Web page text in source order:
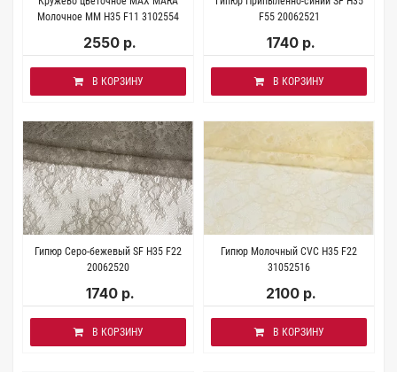
Молочное MM H35 F11 3102554
2550 р.
В КОРЗИНУ
F55 20062521
1740 р.
В КОРЗИНУ
Гипюр Серо-бежевый SF H35 F22
20062520
1740 р.
В КОРЗИНУ
Гипюр Молочный CVC H35 F22
31052516
2100 р.
В КОРЗИНУ